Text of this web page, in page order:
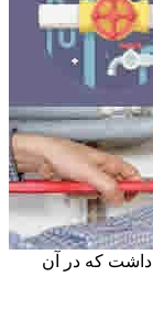
داشت که در آن